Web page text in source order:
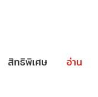
สิทธิพิเศษ อ่าน